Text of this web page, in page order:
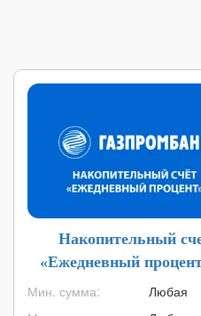
Накопительный
«Ежедневный
Газпромбанка
Мин. сумма:
Любая